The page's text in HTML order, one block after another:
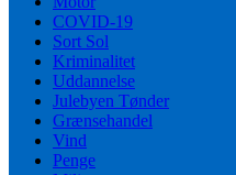
COVID-19
Sort Sol
Kriminalitet
Uddannelse
Julebyen Tønder
Grænsehandel
Vind
Penge